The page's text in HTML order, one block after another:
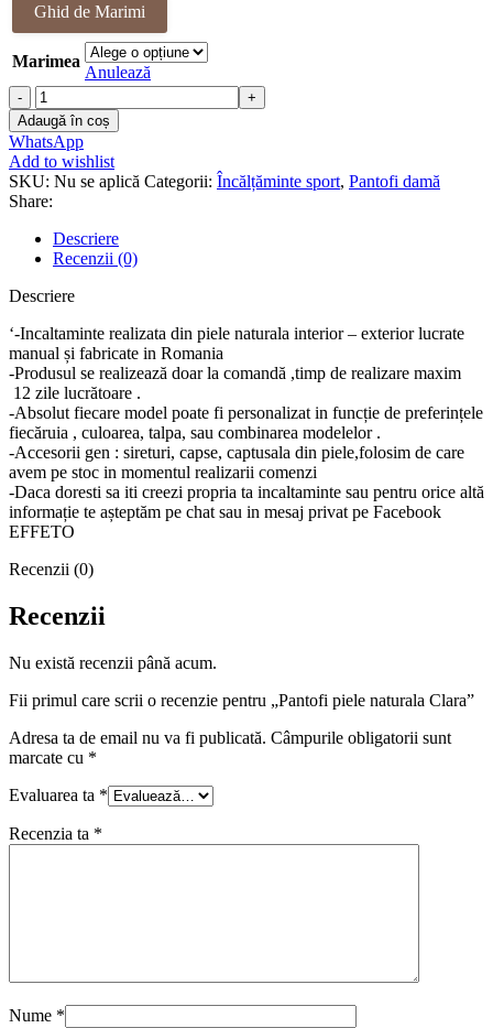
Ghid de Marimi
Marimea
Anulează
Cantitate
Pantofi
piele
naturala
Clara
Adaugă în coș
WhatsApp
Add to wishlist
SKU: Nu se aplică Categorii: Încălțăminte sport, Pantofi damă
Share:
Descriere
Recenzii (0)
Descriere
‘-Incaltaminte realizata din piele naturala interior – exterior lucrate
manual și fabricate in Romania
-Produsul se realizează doar la comandă ,timp de realizare maxim
12 zile lucrătoare .
-Absolut fiecare model poate fi personalizat in funcție de preferințele
fiecăruia , culoarea, talpa, sau combinarea modelelor .
-Accesorii gen : sireturi, capse, captusala din piele,folosim de care
avem pe stoc in momentul realizarii comenzi
-Daca doresti sa iti creezi propria ta incaltaminte sau pentru orice altă
informație te așteptăm pe chat sau in mesaj privat pe Facebook
EFFETO
Recenzii (0)
Recenzii
Nu există recenzii până acum.
Fii primul care scrii o recenzie pentru „Pantofi piele naturala Clara”
Adresa ta de email nu va fi publicată. Câmpurile obligatorii sunt
marcate cu *
Evaluarea ta *
Recenzia ta *
Nume *